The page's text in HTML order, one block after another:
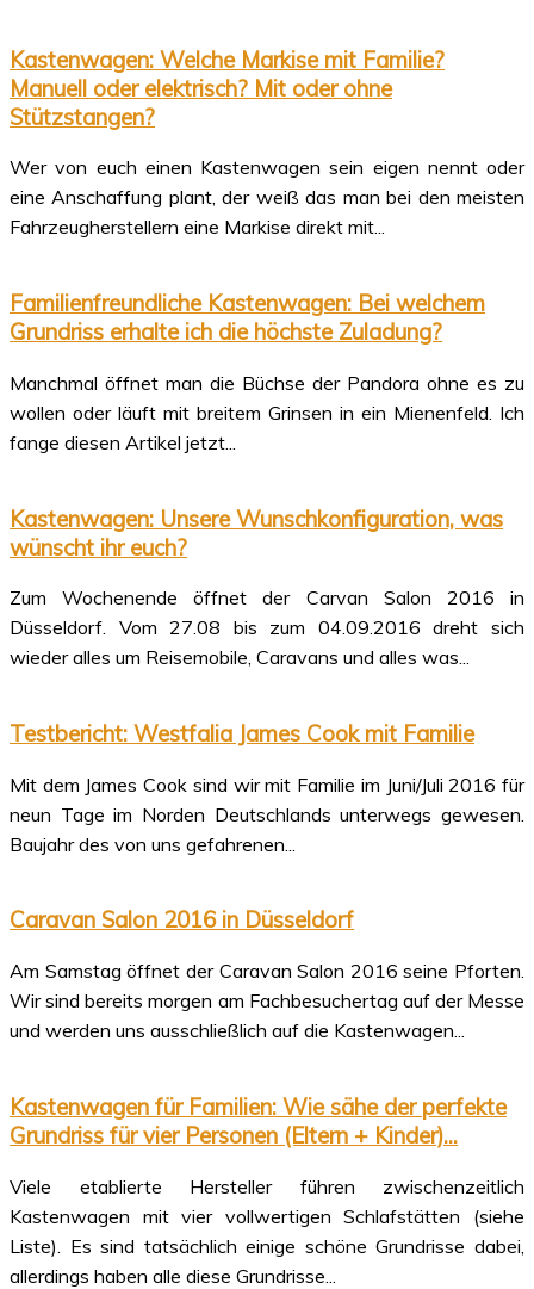
Kastenwagen: Welche Markise mit Familie?
Manuell oder elektrisch? Mit oder ohne
Stützstangen?
Wer von euch einen Kastenwagen sein eigen nennt oder
eine Anschaffung plant, der weiß das man bei den meisten
Fahrzeugherstellern eine Markise direkt mit...
Familienfreundliche Kastenwagen: Bei welchem
Grundriss erhalte ich die höchste Zuladung?
Manchmal öffnet man die Büchse der Pandora ohne es zu
wollen oder läuft mit breitem Grinsen in ein Mienenfeld. Ich
fange diesen Artikel jetzt...
Kastenwagen: Unsere Wunschkonfiguration, was
wünscht ihr euch?
Zum Wochenende öffnet der Carvan Salon 2016 in
Düsseldorf. Vom 27.08 bis zum 04.09.2016 dreht sich
wieder alles um Reisemobile, Caravans und alles was...
Testbericht: Westfalia James Cook mit Familie
Mit dem James Cook sind wir mit Familie im Juni/Juli 2016 für
neun Tage im Norden Deutschlands unterwegs gewesen.
Baujahr des von uns gefahrenen...
Caravan Salon 2016 in Düsseldorf
Am Samstag öffnet der Caravan Salon 2016 seine Pforten.
Wir sind bereits morgen am Fachbesuchertag auf der Messe
und werden uns ausschließlich auf die Kastenwagen...
Kastenwagen für Familien: Wie sähe der perfekte
Grundriss für vier Personen (Eltern + Kinder)...
Viele etablierte Hersteller führen zwischenzeitlich
Kastenwagen mit vier vollwertigen Schlafstätten (siehe
Liste). Es sind tatsächlich einige schöne Grundrisse dabei,
allerdings haben alle diese Grundrisse...